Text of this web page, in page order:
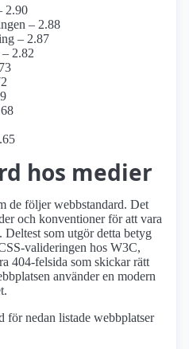
2.90
– 2.88
– 2.87
2.82
hos medier
de följer webbstandard. Det
och konventioner för att vara
Deltest som utgör detta betyg
valideringen hos W3C,
404-felsida som skickar rätt
använder en modern
för nedan listade webbplatser